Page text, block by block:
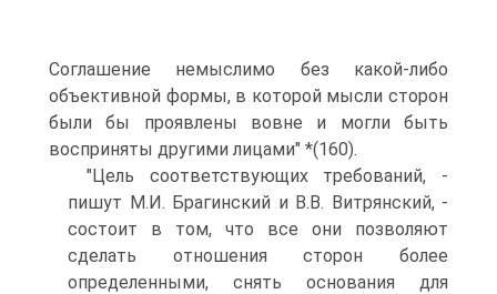
Соглашение немыслимо без какой-либо
объективной формы, в которой мысли сторон
были бы проявлены вовне и могли быть
восприняты другими лицами" *(160).
"Цель соответствующих требований, -
пишут М.И. Брагинский и В.В. Витрянский, -
состоит в том, что все они позволяют
сделать отношения сторон более
определенными, снять основания для